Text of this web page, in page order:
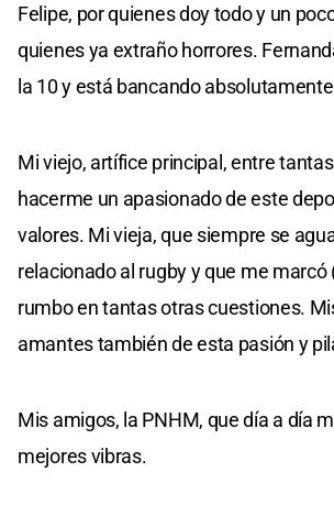
Felipe, por quienes doy todo y un
quienes ya extraño horrores.
la 10 y está bancando
Mi viejo, artífice principal, entre
hacerme un apasionado de este
valores. Mi vieja, que siempre se
relacionado al rugby y que me marcó
rumbo en tantas otras cuestiones.
amantes también de esta pasión y
Mis amigos, la PNHM, que día a día
mejores vibras.